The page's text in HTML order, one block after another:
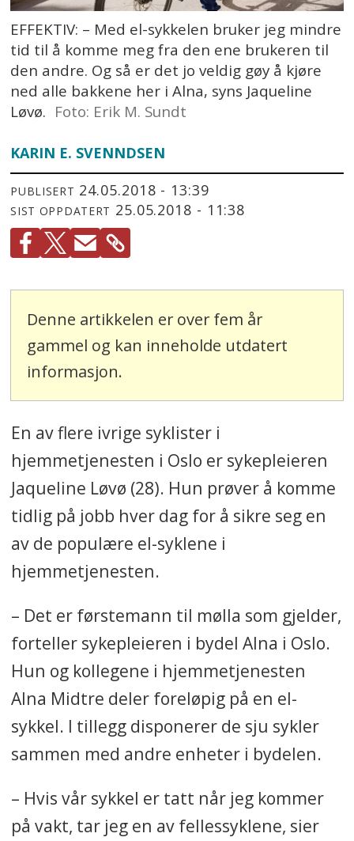
EFFEKTIV: – Med el-sykkelen bruker jeg mindre
tid til å komme meg fra den ene brukeren til
den andre. Og så er det jo veldig gøy å kjøre
ned alle bakkene her i Alna, syns Jaqueline
Løvø. Foto: Erik M. Sundt
KARIN E. SVENNDSEN
PUBLISERT 24.05.2018 - 13:39
SIST OPPDATERT 25.05.2018 - 11:38
Denne artikkelen er over fem år
gammel og kan inneholde utdatert
informasjon.
En av flere ivrige syklister i
hjemmetjenesten i Oslo er sykepleieren
Jaqueline Løvø (28). Hun prøver å komme
tidlig på jobb hver dag for å sikre seg en
av de populære el-syklene i
hjemmetjenesten.
– Det er førstemann til mølla som gjelder,
forteller sykepleieren i bydel Alna i Oslo.
Hun og kollegene i hjemmetjenesten
Alna Midtre deler foreløpig på en el-
sykkel. I tillegg disponerer de sju sykler
sammen med andre enheter i bydelen.
– Hvis vår sykkel er tatt når jeg kommer
på vakt, tar jeg en av fellessyklene, sier